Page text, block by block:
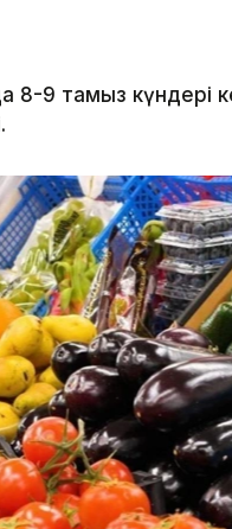
8-9 тамыз күндері